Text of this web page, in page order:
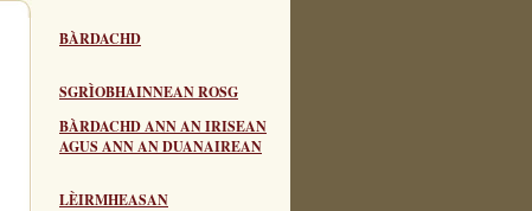
BÀRDACHD
SGRÌOBHAINNEAN ROSG
BÀRDACHD ANN AN IRISEAN
AGUS ANN AN DUANAIREAN
LÈIRMHEASAN